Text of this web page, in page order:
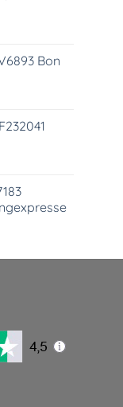
Bon
5,99.